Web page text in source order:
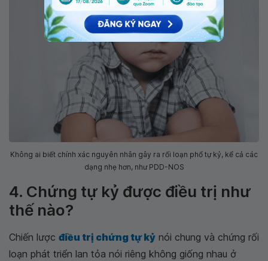
Không ai biết chính xác nguyên nhân gây ra rối loạn phổ tự kỷ, kể cả các
dạng nhẹ hơn, như PDD-NOS
4. Chứng tự kỷ được điều trị như
thế nào?
Chiến lược điều trị chứng tự kỷ nói chung và chứng rối
loạn phát triển lan tỏa nói riêng không giống nhau ở